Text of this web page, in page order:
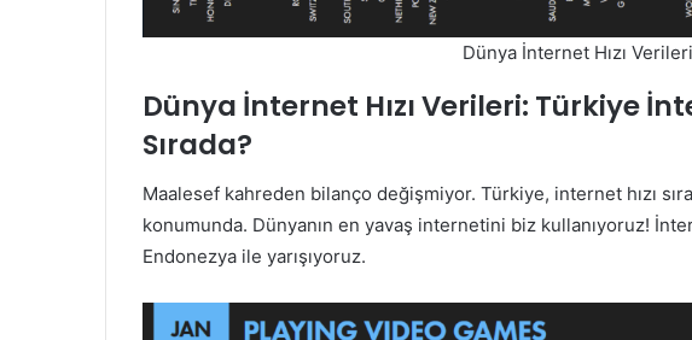
Dünya İnternet Hızı Verileri
Dünya İnternet Hızı Verileri: Türkiye
Sırada?
Maalesef kahreden bilanço değişmiyor. Türkiye, internet hızı
konumunda. Dünyanın en yavaş internetini biz kullanıyoruz!
Endonezya ile yarışıyoruz.